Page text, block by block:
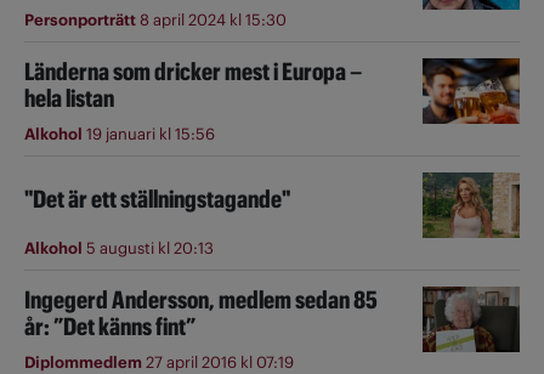
Personporträtt8 april 2024 kl 15:30
Länderna som dricker mest i Europa –
hela listan
Alkohol 19 januari kl 15:56
"Det är ett ställningstagande"
Alkohol 5 augusti kl 20:13
Ingegerd Andersson, medlem sedan 85
år: ”Det känns fint”
Diplommedlem27 april 2016 kl 07:19